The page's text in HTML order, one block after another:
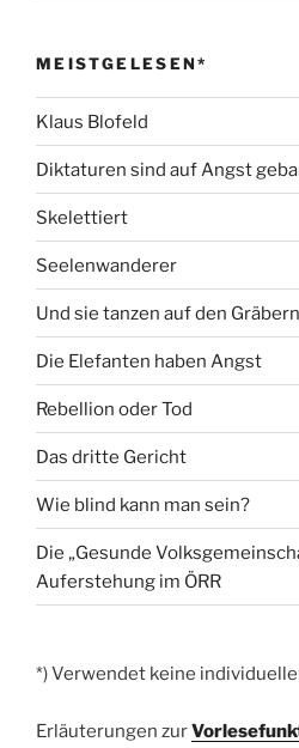
MEISTGELESEN*
Klaus Blofeld
Diktaturen sind auf Angst
Skelettiert
Seelenwanderer
Und sie tanzen auf den
Die Elefanten haben Angst
Rebellion oder Tod
Das dritte Gericht
Wie blind kann man sein?
Die „Gesunde
Auferstehung im ÖRR
*) Verwendet keine
Erläuterungen zur